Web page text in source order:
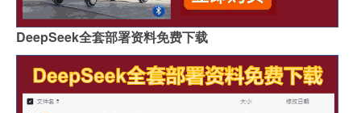
DeepSeek全套部署资料免费下载